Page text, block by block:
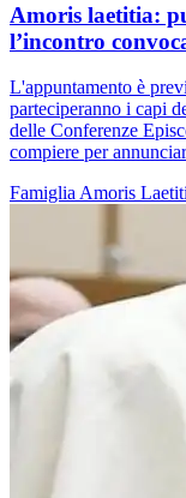
Amoris laetitia:
l’incontro
L'appuntamento è
parteciperanno i capi
delle Conferenze
compiere per
Famiglia Amoris